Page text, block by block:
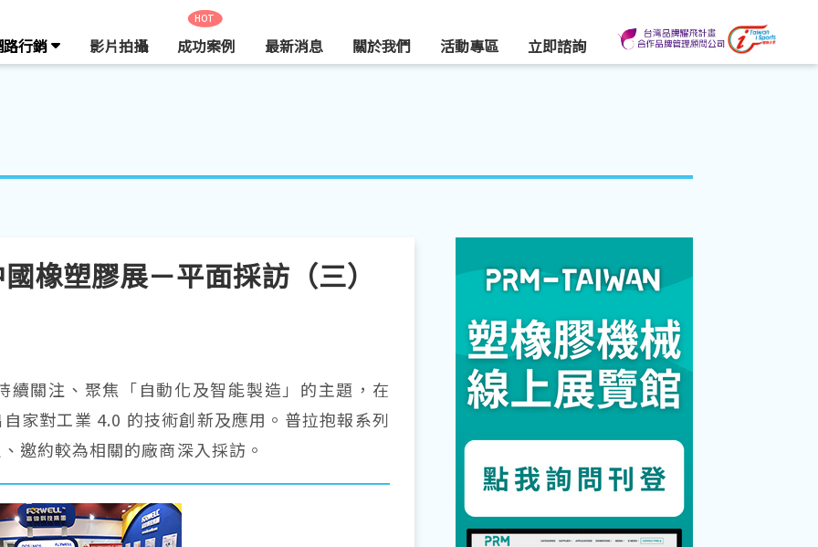
路行銷 影片拍攝
HOT
成功案例 最新消息 關於我們 活動專區 立即諮詢
橡塑膠展－平面採訪（三）
續關注、聚焦「自動化及智能製造」的主題，在
家對工業 4.0 的技術創新及應用。普拉抱報系列
邀約較為相關的廠商深入採訪。